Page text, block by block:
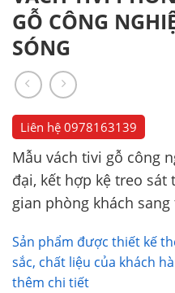
GỖ CÔNG
SÓNG
Liên hệ 0978163139
Mẫu vách tivi gỗ công
đại, kết hợp kệ treo
gian phòng khách
Sản phẩm được thiết kế
sắc, chất liệu của khách
thêm chi tiết